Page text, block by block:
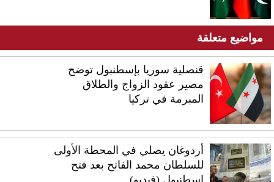
مواضيع متعلقة
قنصلية سوريا بإسطنبول توضح
مصير عقود الزواج والطلاق
المبرمة في تركيا
أردوغان يصلي في المحطة الأولى
للسلطان محمد الفاتح بعد فتح
إسطنبول (فيديو)